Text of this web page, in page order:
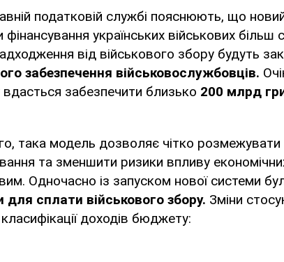
податковій службі пояснюють, що
фінансування українських військових більш
від військового збору будуть
забезпечення військовослужбовців.
забезпечити близько 200 млрд
така модель дозволяє чітко
та зменшити ризики впливу
Одночасно із запуском нової системи
для сплати військового збору. Зміни
доходів бюджету: